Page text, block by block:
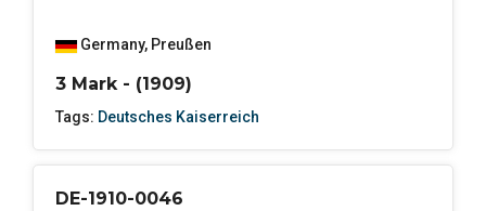
Germany, Preußen
3 Mark - (1909)
Tags: Deutsches Kaiserreich
DE-1910-0046